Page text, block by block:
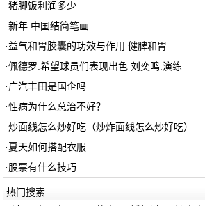
·猪脚饭利润多少
·新年 中国结简笔画
·益气和胃胶囊的功效与作用 健脾和胃
·佩德罗:希望球员们表现出色 刘奕鸣:演练
· 广汽丰田是国企吗
·性病为什么总治不好？
·炒面线怎么炒好吃（炒炸面线怎么炒好吃）
· 夏天如何搭配衣服
· 股票有什么技巧
热门搜索